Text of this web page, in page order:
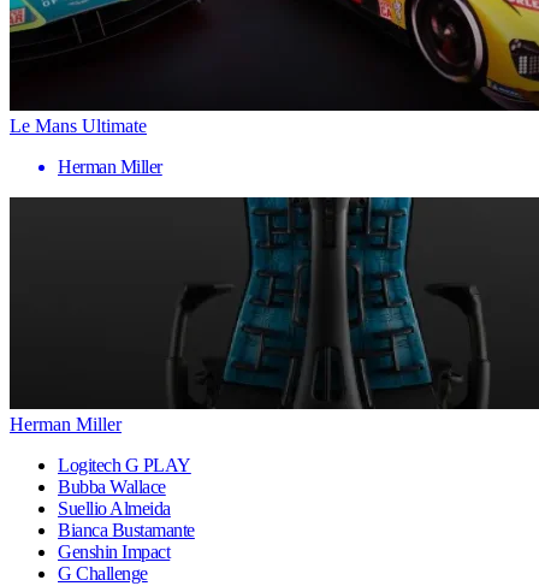
Le Mans Ultimate
Herman Miller
Herman Miller
Logitech G PLAY
Bubba Wallace
Suellio Almeida
Bianca Bustamante
Genshin Impact
G Challenge